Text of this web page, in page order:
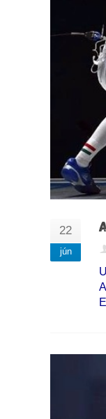
22
jún